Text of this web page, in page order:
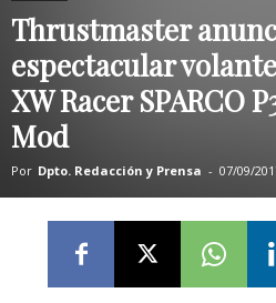
Thrustmaster
espectacular
XW Racer SPARCO
Mod
Por Dpto. Redacción y Prensa - 07/09/